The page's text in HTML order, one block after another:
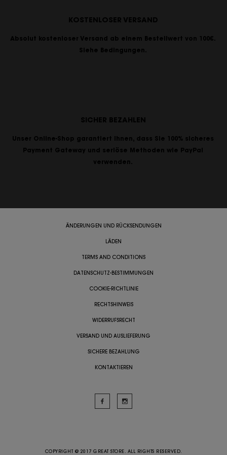
KOSTENLOSER VERSAND
Absolut kostenloser Versand ab einem Bestellwert von 100€.
Siehe Bedingungen.
SICHER BEZAHLEN
Unser Online-Shop garantiert Ihnen, dass Sie 100% sicheres
Payment Gateway und seriöse Methoden wie PayPal
verwenden.
ÄNDERUNGEN UND RÜCKSENDUNGEN
LÄDEN
TERMS AND CONDITIONS
DATENSCHUTZ-BESTIMMUNGEN
COOKIE-RICHTLINIE
RECHTSHINWEIS
WIDERRUFSRECHT
VERSAND UND AUSLIEFERUNG
SICHERE BEZAHLUNG
KONTAKTIEREN
COPYRIGHT @ 2017 GREAT STORE. ALL RIGHTS RESERVED.